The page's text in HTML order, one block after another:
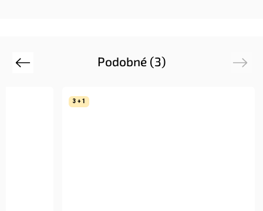
Podobné (3)
Previous
3 + 1
Next